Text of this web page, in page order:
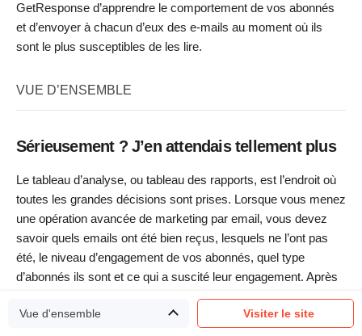
GetResponse d’apprendre le comportement de vos abonnés
et d’envoyer à chacun d’eux des e-mails au moment où ils
sont le plus susceptibles de les lire.
VUE D’ENSEMBLE
Sérieusement ? J’en attendais tellement plus
Le tableau d’analyse, ou tableau des rapports, est l’endroit où
toutes les grandes décisions sont prises. Lorsque vous menez
une opération avancée de marketing par email, vous devez
savoir quels emails ont été bien reçus, lesquels ne l’ont pas
été, le niveau d’engagement de vos abonnés, quel type
d’abonnés ils sont et ce qui a suscité leur engagement. Après
avoir compris cela, il est possible d’agir en fonction de ces
informations et d’en récolter les fruits.
Vue d'ensemble Visiter le site